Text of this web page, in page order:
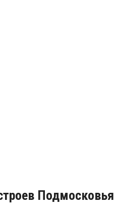
Подмосковья